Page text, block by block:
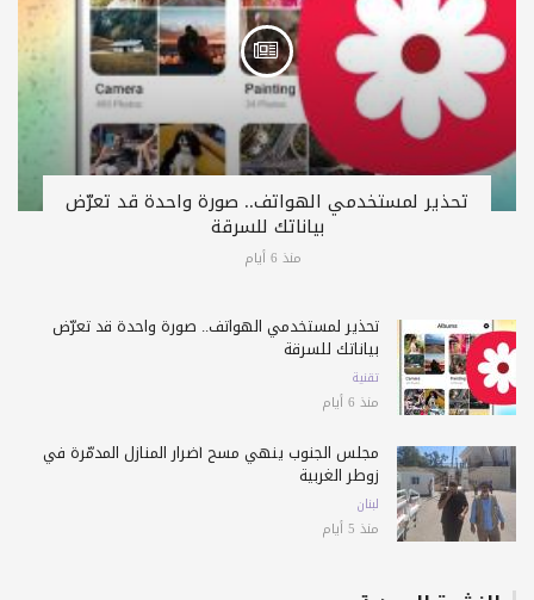
تحذير لمستخدمي الهواتف.. صورة واحدة قد تعرّض
بياناتك للسرقة
منذ 6 أيام
تحذير لمستخدمي الهواتف.. صورة واحدة قد تعرّض
بياناتك للسرقة
تقنية
منذ 6 أيام
مجلس الجنوب ينهي مسح أضرار المنازل المدمّرة في
زوطر الغربية
لبنان
منذ 5 أيام